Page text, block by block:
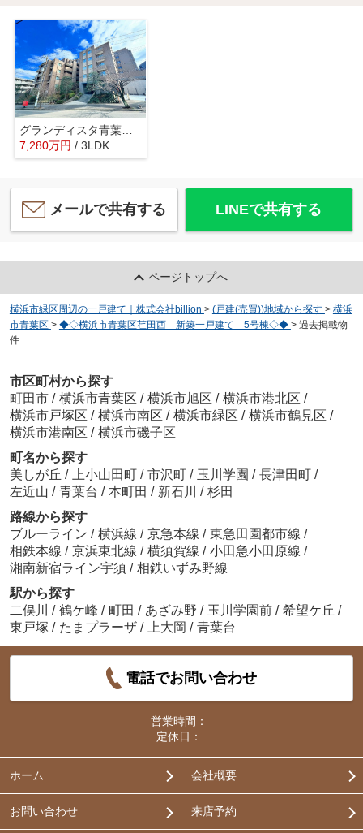
グランディスタ青葉台F棟
7,280万円 / 3LDK
メールで共有する LINEで共有する
ページトップへ
横浜市緑区周辺の一戸建て｜株式会社billion > (戸建(売買))地域から探す > 横浜
市青葉区 > ◆◇横浜市青葉区荏田西 新築一戸建て 5号棟◇◆ > 過去掲載物
件
市区町村から探す
町田市 / 横浜市青葉区 / 横浜市旭区 / 横浜市港北区 /
横浜市戸塚区 / 横浜市南区 / 横浜市緑区 / 横浜市鶴見区 /
横浜市港南区 / 横浜市磯子区
町名から探す
美しが丘 / 上小山田町 / 市沢町 / 玉川学園 / 長津田町 /
左近山 / 青葉台 / 本町田 / 新石川 / 杉田
路線から探す
ブルーライン / 横浜線 / 京急本線 / 東急田園都市線 /
相鉄本線 / 京浜東北線 / 横須賀線 / 小田急小田原線 /
湘南新宿ライン宇須 / 相鉄いずみ野線
駅から探す
二俣川
/ 鶴ケ峰 / 町田 / あざみ野 / 玉川学園前 / 希望ケ丘 /
東戸塚 / たまプラーザ / 上大岡 / 青葉台
電話でお問い合わせ
営業時間：
定休日：
ホーム 会社概要
お問い合わせ 来店予約